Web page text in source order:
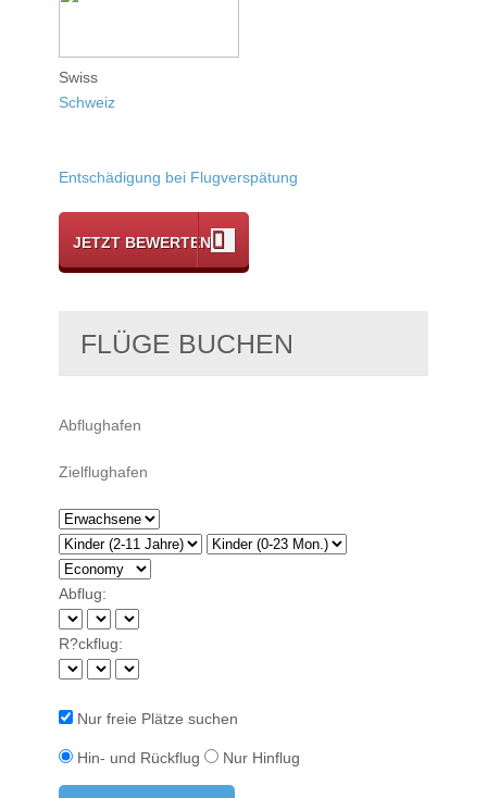
Swiss
Schweiz
Entschädigung bei Flugverspätung
JETZT BEWERTEN
FLÜGE BUCHEN
Abflug:
R?ckflug:
Nur freie Plätze suchen
Hin- und Rückflug Nur Hinflug